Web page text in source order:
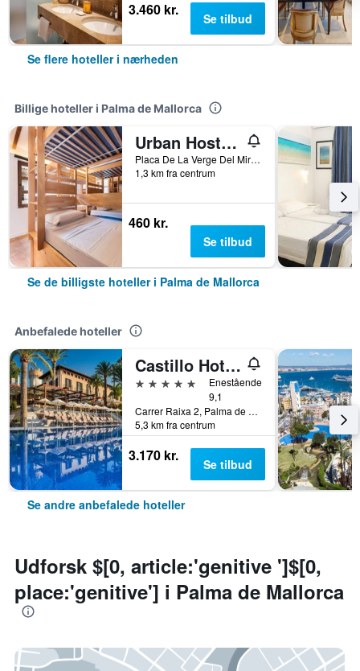
3.460 kr. Se tilbud
Se flere hoteller i nærheden
Billige hoteller i Palma de Mallorca
Urban Hostel Palma - Albergue Juvenil - Youth Hostel
Placa De La Verge Del Miracle 4, Palma de Mallorca, Mallorca, Spanien
1,3 km fra centrum
460 kr.
Se tilbud
Se de billigste hoteller i Palma de Mallorca
Anbefalede hoteller
Castillo Hotel Son Vida, a Luxury Collection Hotel, Mallorca
5 stjerner
Enestående
9,1
Carrer Raixa 2, Palma de Mallorca, Mallorca, Spanien
5,3 km fra centrum
3.170 kr. Se tilbud
Se andre anbefalede hoteller
Udforsk $[0, article:'genitive ']$[0,
place:'genitive'] i Palma de Mallorca